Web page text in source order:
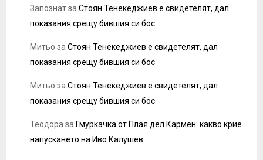
Запознатза Стоян Тенекеджиев е свидетелят, дал
показания срещу бившия си бос
Митьо за Стоян Тенекеджиев е свидетелят, дал
показания срещу бившия си бос
Митьо за Стоян Тенекеджиев е свидетелят, дал
показания срещу бившия си бос
Теодора за Гмуркачка от Плая дел Кармен: какво крие
напускането на Иво Калушев